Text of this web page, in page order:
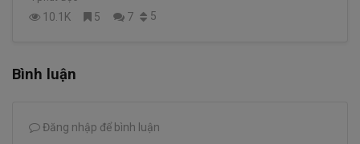
10.1K 5 7 5
Bình luận
Đăng nhập để bình luận